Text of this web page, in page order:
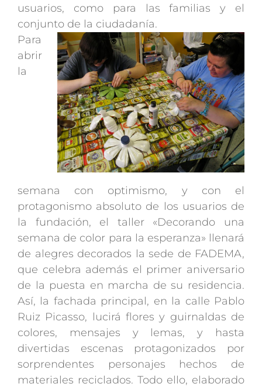
usuarios, como para las familias y el
conjunto de la ciudadanía.
Para
abrir
la
semana con optimismo, y con el
protagonismo absoluto de los usuarios de
la fundación, el taller «Decorando una
semana de color para la esperanza» llenará
de alegres decorados la sede de FADEMA,
que celebra además el primer aniversario
de la puesta en marcha de su residencia.
Así, la fachada principal, en la calle Pablo
Ruiz Picasso, lucirá flores y guirnaldas de
colores, mensajes y lemas, y hasta
divertidas escenas protagonizados por
sorprendentes personajes hechos de
materiales reciclados. Todo ello, elaborado